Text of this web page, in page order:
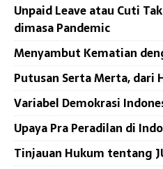
Unpaid Leave atau Cuti
dimasa Pandemic
Menyambut Kematian
Putusan Serta Merta, dari
Variabel Demokrasi
Upaya Pra Peradilan di
Tinjauan Hukum tentang